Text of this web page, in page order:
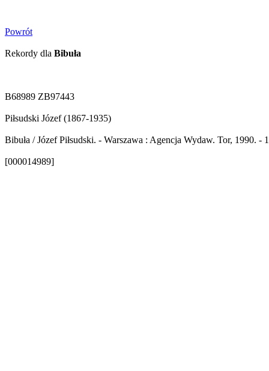
Powrót
Rekordy dla Bibuła
B68989 ZB97443
Piłsudski Józef (1867-1935)
Bibuła / Józef Piłsudski. - Warszawa : Agencja Wydaw. Tor, 1990. -
[000014989]